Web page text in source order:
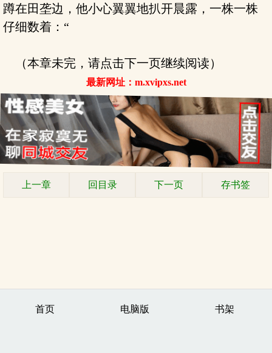
蹲在田垄边，他小心翼翼地扒开晨露，一株一株
仔细数着：“
（本章未完，请点击下一页继续阅读）
最新网址：m.xvipxs.net
上一章 回目录 下一页 存书签
首页 电脑版 书架